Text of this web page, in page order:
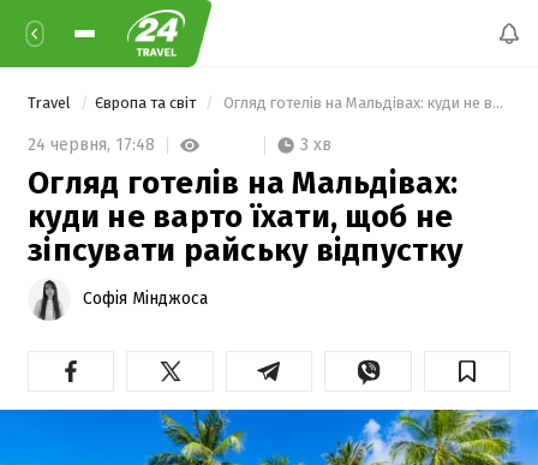
Travel Європа та світ Огляд готелів на Мальдівах: куди не варто їхати, щоб не зіпсувати райську відпустку
24 червня, 17:48 3 хв
Огляд готелів на Мальдівах:
куди не варто їхати, щоб не
зіпсувати райську відпустку
Софія Мінджоса